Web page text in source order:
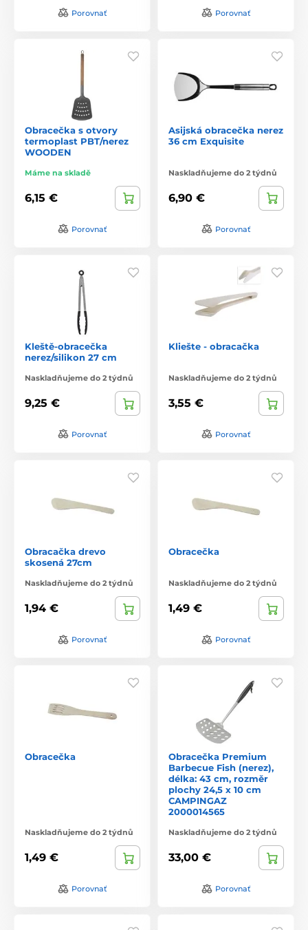
Porovnať Porovnať
Obracečka s otvory
termoplast PBT/nerez
WOODEN
Máme na skladě
6,15 €
Porovnať
Asijská obracečka nerez
36 cm Exquisite
Naskladňujeme do 2 týdnů
6,90 €
Porovnať
Kleště-obracečka
nerez/silikon 27 cm
Naskladňujeme do 2 týdnů
9,25 €
Porovnať
Kliešte - obracačka
Naskladňujeme do 2 týdnů
3,55 €
Porovnať
Obracačka drevo
skosená 27cm
Naskladňujeme do 2 týdnů
1,94 €
Porovnať
Obracečka
Naskladňujeme do 2 týdnů
1,49 €
Porovnať
Obracečka
Naskladňujeme do 2 týdnů
1,49 €
Porovnať
Obracečka Premium
Barbecue Fish (nerez),
délka: 43 cm, rozměr
plochy 24,5 x 10 cm
CAMPINGAZ
2000014565
Naskladňujeme do 2 týdnů
33,00 €
Porovnať